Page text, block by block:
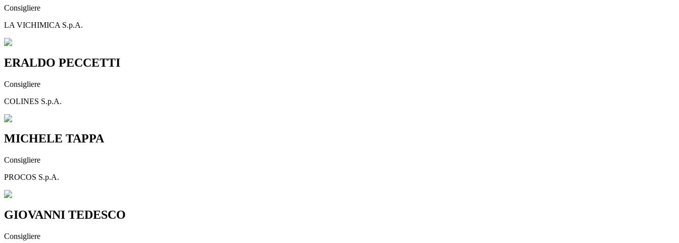
Consigliere
LA VICHIMICA S.p.A.
ERALDO PECCETTI
Consigliere
COLINES S.p.A.
MICHELE TAPPA
Consigliere
PROCOS S.p.A.
GIOVANNI TEDESCO
Consigliere